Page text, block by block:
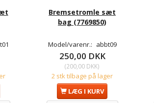
Bremsetromle sæt
bag (7769850)
Model/varenr.: abbt09
250,00 DKK
(200,00 DKK)
2 stk tilbage på lager
LÆG I KURV